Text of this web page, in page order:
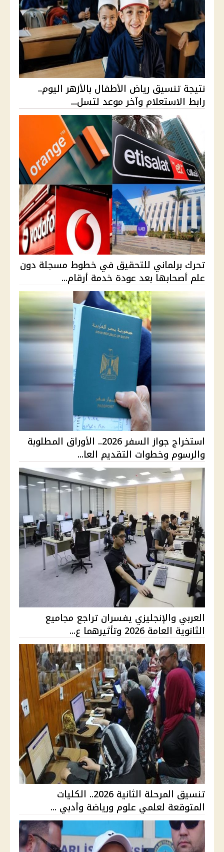
نتيجة تنسيق رياض الأطفال بالأزهر اليوم..
رابط الاستعلام وآخر موعد لتسل...
تحرك برلماني للتحقيق في خطوط مسجلة دون
علم أصحابها بعد عودة خدمة أرقام...
استخراج جواز السفر 2026.. الأوراق المطلوبة
والرسوم وخطوات التقديم العا...
العربي والإنجليزي يفسران تراجع مجاميع
الثانوية العامة 2026 وتأثيرهما ع...
تنسيق المرحلة الثانية 2026.. الكليات
المتوقعة لعلمي علوم ورياضة وأدبي ...